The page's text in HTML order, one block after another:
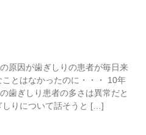
原因が歯ぎしりの患者が毎日来
とはなかったのに・・・ 10年
歯ぎしり患者の多さは異常だと
しりについて話そうと […]